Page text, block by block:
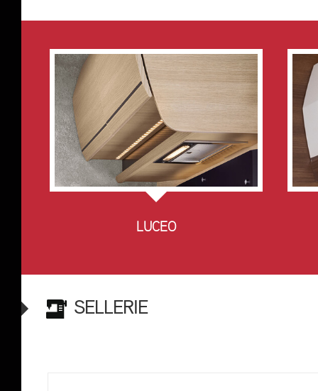
LUCEO
SELLERIE